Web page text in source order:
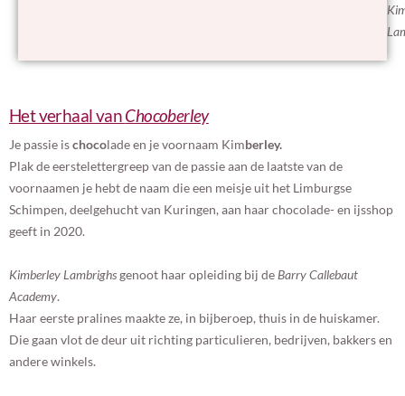
Het verhaal vanChocoberley
Je passie ischocolade en je voornaam Kimberley.
Plak de eerstelettergreep van de passie aan de laatste van de
voornaamen je hebt de naam die een meisje uit het Limburgse
Schimpen, deelgehucht van Kuringen, aan haar chocolade- en ijsshop
geeft in 2020.
Kimberley Lambrighsgenoot haar opleiding bij de Barry Callebaut
Academy.
Haar eerste pralines maakte ze, in bijberoep, thuis in de huiskamer.
Die gaan vlot de deur uit richting particulieren, bedrijven, bakkers en
andere winkels.